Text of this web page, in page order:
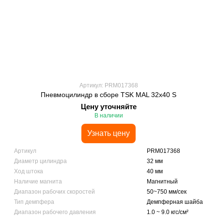
Артикул: PRM017368
Пневмоцилиндр в сборе TSK MAL 32x40 S
Цену уточняйте
В наличии
Узнать цену
Артикул
PRM017368
Диаметр цилиндра
32 мм
Ход штока
40 мм
Наличие магнита
Магнитный
Диапазон рабочих скоростей
50~750 мм/сек
Тип демпфера
Демпферная шайба
Диапазон рабочего давления
1.0 ~ 9.0 кгс/см²